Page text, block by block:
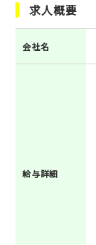
求人概要
会社名
給与詳細